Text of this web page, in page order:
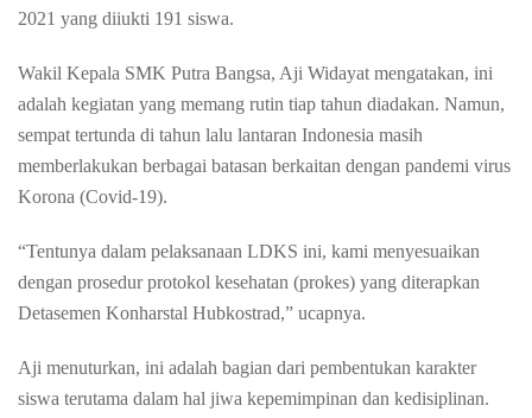
2021 yang diiukti 191 siswa.
Wakil Kepala SMK Putra Bangsa, Aji Widayat mengatakan, ini
adalah kegiatan yang memang rutin tiap tahun diadakan. Namun,
sempat tertunda di tahun lalu lantaran Indonesia masih
memberlakukan berbagai batasan berkaitan dengan pandemi virus
Korona (Covid-19).
“Tentunya dalam pelaksanaan LDKS ini, kami menyesuaikan
dengan prosedur protokol kesehatan (prokes) yang diterapkan
Detasemen Konharstal Hubkostrad,” ucapnya.
Aji menuturkan, ini adalah bagian dari pembentukan karakter
siswa terutama dalam hal jiwa kepemimpinan dan kedisiplinan.